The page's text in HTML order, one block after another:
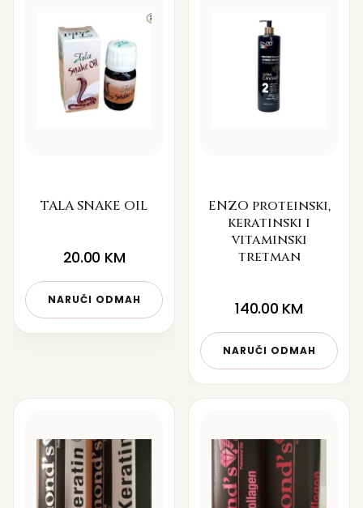
TALA SNAKE OIL
20.00 KM
NARUČI ODMAH
ENZO proteinski,
keratinski i
vitaminski
tretman
140.00 KM
NARUČI ODMAH